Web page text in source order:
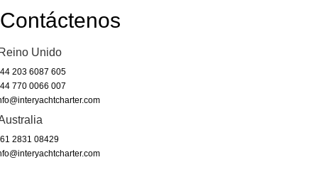
Contáctenos
Unido
203 6087 605
770 0066 007
2831 08429